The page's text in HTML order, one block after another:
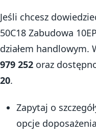
Jeśli chcesz
50C18 Zabudowa
działem handlowym.
979 252 oraz
20.
Zapytaj o
opcje doposażenia